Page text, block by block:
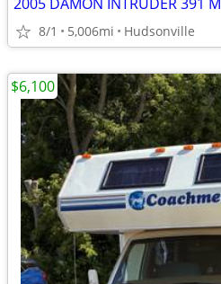
8/1 5,006mi Hudsonville
$6,100